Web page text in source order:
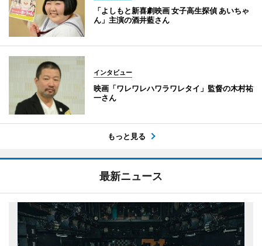
「よしもと新喜劇映画 女子高生探偵 あいちゃ
ん」主演の酒井藍さん
インタビュー
映画「ワレワレハワラワレタイ」監督の木村祐
一さん
もっと見る
最新ニュース